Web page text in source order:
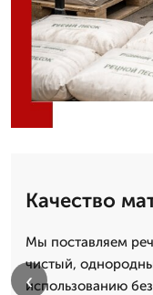
Качество
Мы поставляем
чистый,
использованию
‹